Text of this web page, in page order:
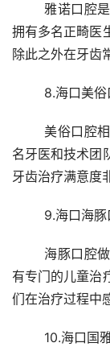
	雅诺口腔是一家以正畸治疗为特色的口腔诊疗机构，
拥有多名正畸医
除此之外在牙齿
8.海口美
名牙医和技术团
牙齿治疗满意度
9.海口海
有专门的儿童治
们在治疗过程中
10.海口国